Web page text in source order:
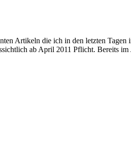
Artikeln die ich in den letzten
ab April 2011 Pflicht. Bereits